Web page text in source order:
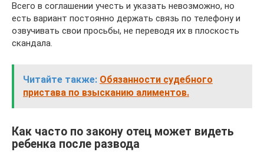
Всего в соглашении учесть и указать невозможно, но
есть вариант постоянно держать связь по телефону и
озвучивать свои просьбы, не переводя их в плоскость
скандала.
Читайте также: Обязанности судебного
пристава по взысканию алиментов.
Как часто по закону отец может видеть
ребенка после развода